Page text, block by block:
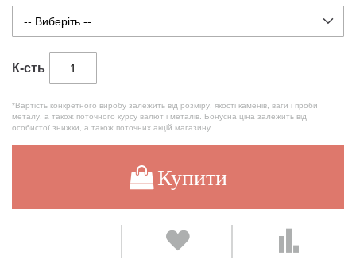
К-сть
*Вартість конкретного виробу залежить від розміру, якості каменів, ваги і проби
металу, а також поточного курсу валют і металів. Бонусна ціна залежить від
особистої знижки, а також поточних акцій магазину.
Купити